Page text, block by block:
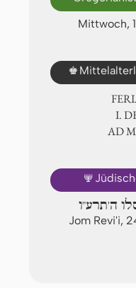
Mittwoch,
♚
Ⅰ.
AD
🕎
ה'תרע"ו
Jom Revi'i,